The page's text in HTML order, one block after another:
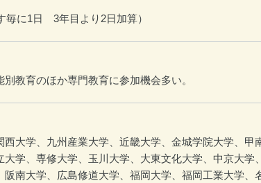
毎に1日 3年目より2日加算）
教育のほか専門教育に参加機会多い。
大学、九州産業大学、近畿大学、金城学院大学、甲
学、専修大学、玉川大学、大東文化大学、中京大学
南大学、広島修道大学、福岡大学、福岡工業大学、